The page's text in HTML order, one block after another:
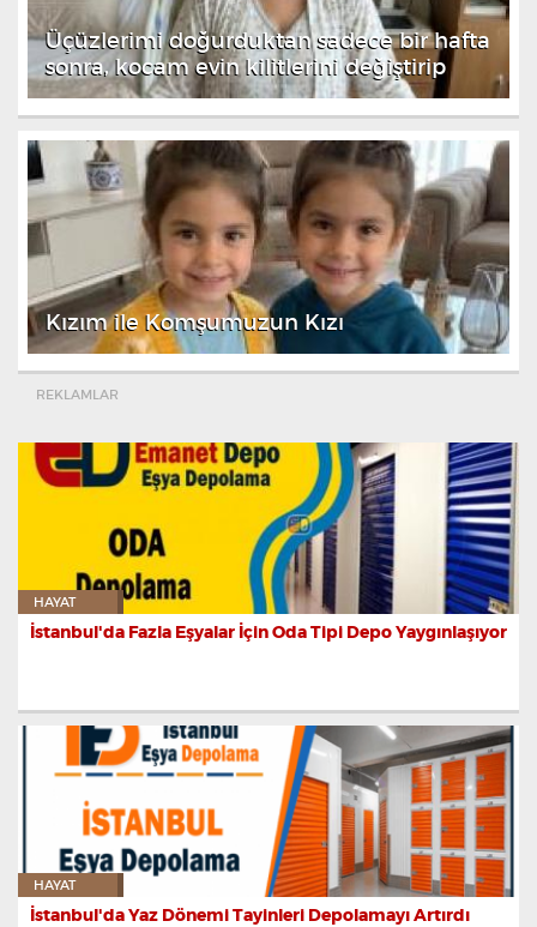
Üçüzlerimi doğurduktan sadece bir hafta
sonra, kocam evin kilitlerini değiştirip
Kızım ile Komşumuzun Kızı
REKLAMLAR
HAYAT
İstanbul'da Fazla Eşyalar İçin Oda Tipi Depo Yaygınlaşıyor
HAYAT
İstanbul'da Yaz Dönemi Tayinleri Depolamayı Artırdı